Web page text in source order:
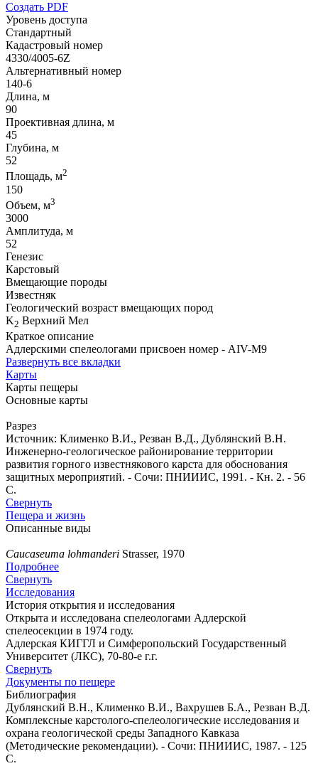
Создать PDF
Уровень доступа
Стандартный
Кадастровый номер
4330/4005-6Z
Альтернативный номер
140-6
Длина, м
90
Проективная длина, м
45
Глубина, м
52
Площадь, м2
150
Объем, м3
3000
Амплитуда, м
52
Генезис
Карстовый
Вмещающие породы
Известняк
Геологический возраст вмещающих пород
K2 Верхний Мел
Краткое описание
Адлерскими спелеологами присвоен номер - AIV-M9
Развернуть все вкладки
Карты
Карты пещеры
Основные карты
Разрез
Источник: Клименко В.И., Резван В.Д., Дублянский В.Н.
Инженерно-геологическое районирование территории
развития горного известнякового карста для обоснования
защитных мероприятий. - Сочи: ПНИИИС, 1991. - Кн. 2. - 56
С.
Свернуть
Пещера и жизнь
Описанные виды
Caucaseuma lohmanderi Strasser, 1970
Подробнее
Свернуть
Исследования
История открытия и исследования
Открыта и исследована спелеологами Адлерской
спелеосекции в 1974 году.
Адлерская КИГГЛ и Симферопольский Государственный
Университет (ЛКС), 70-80-е г.г.
Свернуть
Документы по пещере
Библиография
Дублянский В.Н., Клименко В.И., Вахрушев Б.А., Резван В.Д.
Комплексные карстолого-спелеологические исследования и
охрана геологической среды Западного Кавказа
(Методические рекомендации). - Сочи: ПНИИИС, 1987. - 125
С.